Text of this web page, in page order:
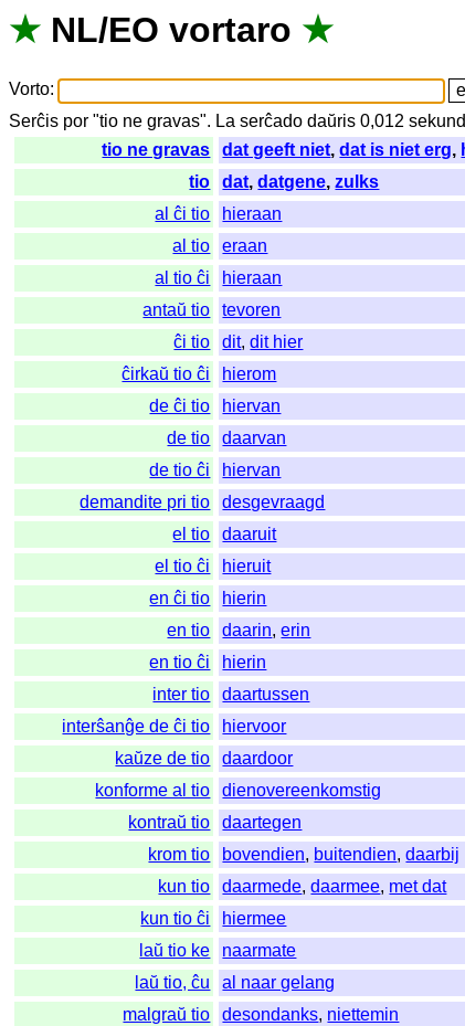
★ NL/EO vortaro ★
Vorto:
Serĉis por "tio ne gravas". La serĉado daŭris 0,012
tio ne gravas
dat geeft niet,dat is niet erg,
tio
dat,datgene,zulks
al ĉi tio
hieraan
al tio
eraan
al tio ĉi
hieraan
antaŭ tio
tevoren
ĉi tio
dit,dit hier
ĉirkaŭ tio ĉi
hierom
de ĉi tio
hiervan
de tio
daarvan
de tio ĉi
hiervan
demandite pri tio
desgevraagd
el tio
daaruit
el tio ĉi
hieruit
en ĉi tio
hierin
en tio
daarin,erin
en tio ĉi
hierin
inter tio
daartussen
interŝanĝe de ĉi tio
hiervoor
kaŭze de tio
daardoor
konforme al tio
dienovereenkomstig
kontraŭ tio
daartegen
krom tio
bovendien, buitendien,daarbij
kun tio
daarmede,daarmee, met dat
kun tio ĉi
hiermee
laŭ tio ke
naarmate
laŭ tio, ĉu
al naar gelang
malgraŭ tio
desondanks, niettemin